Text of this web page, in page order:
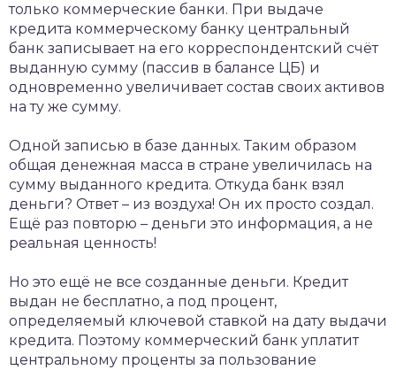
только коммерческие банки. При выдаче
кредита коммерческому банку центральный
банк записывает на его корреспондентский счёт
выданную сумму (пассив в балансе ЦБ) и
одновременно увеличивает состав своих активов
на ту же сумму.
Одной записью в базе данных. Таким образом
общая денежная масса в стране увеличилась на
сумму выданного кредита. Откуда банк взял
деньги? Ответ – из воздуха! Он их просто создал.
Ещё раз повторю – деньги это информация, а не
реальная ценность!
Но это ещё не все созданные деньги. Кредит
выдан не бесплатно, а под процент,
определяемый ключевой ставкой на дату выдачи
кредита. Поэтому коммерческий банк уплатит
центральному проценты за пользование